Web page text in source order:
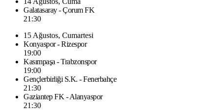
Galatasaray - Çorum FK
21:30
15 Ağustos, Cumartesi
Konyaspor - Rizespor
19:00
Kasımpaşa - Trabzonspor
19:00
Gençlerbirliği S.K. - Fenerbahçe
21:30
Gaziantep FK - Alanyaspor
21:30